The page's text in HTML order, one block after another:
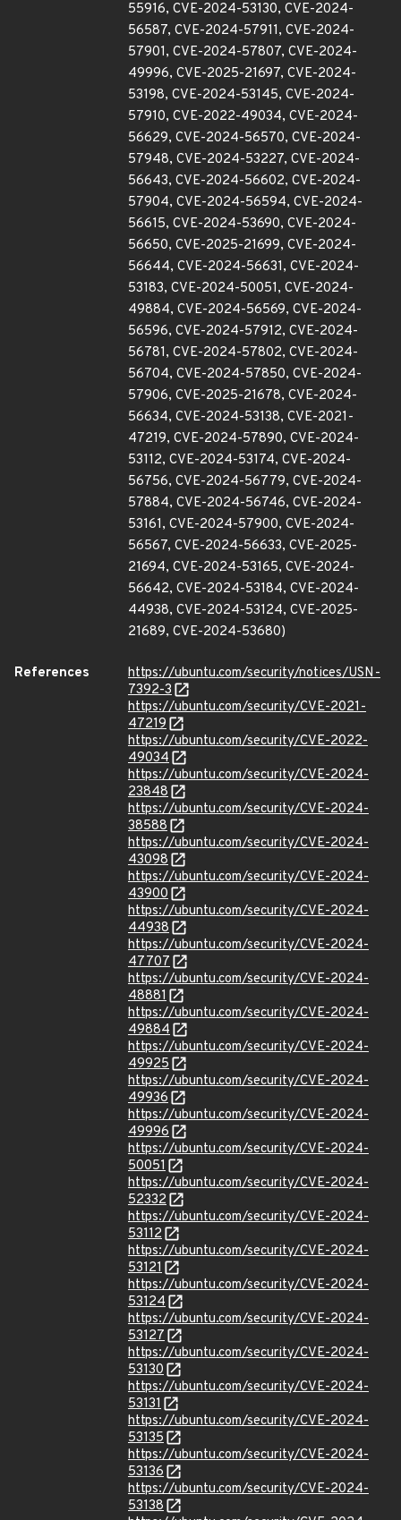
55916, CVE-2024-53130, CVE-2024-
56587, CVE-2024-57911, CVE-2024-
57901, CVE-2024-57807, CVE-2024-
49996, CVE-2025-21697, CVE-2024-
53198, CVE-2024-53145, CVE-2024-
57910, CVE-2022-49034, CVE-2024-
56629, CVE-2024-56570, CVE-2024-
57948, CVE-2024-53227, CVE-2024-
56643, CVE-2024-56602, CVE-2024-
57904, CVE-2024-56594, CVE-2024-
56615, CVE-2024-53690, CVE-2024-
56650, CVE-2025-21699, CVE-2024-
56644, CVE-2024-56631, CVE-2024-
53183, CVE-2024-50051, CVE-2024-
49884, CVE-2024-56569, CVE-2024-
56596, CVE-2024-57912, CVE-2024-
56781, CVE-2024-57802, CVE-2024-
56704, CVE-2024-57850, CVE-2024-
57906, CVE-2025-21678, CVE-2024-
56634, CVE-2024-53138, CVE-2021-
47219, CVE-2024-57890, CVE-2024-
53112, CVE-2024-53174, CVE-2024-
56756, CVE-2024-56779, CVE-2024-
57884, CVE-2024-56746, CVE-2024-
53161, CVE-2024-57900, CVE-2024-
56567, CVE-2024-56633, CVE-2025-
21694, CVE-2024-53165, CVE-2024-
56642, CVE-2024-53184, CVE-2024-
44938, CVE-2024-53124, CVE-2025-
21689, CVE-2024-53680)
References
https://ubuntu.com/security/notices/USN-
7392-3
https://ubuntu.com/security/CVE-2021-
47219
https://ubuntu.com/security/CVE-2022-
49034
https://ubuntu.com/security/CVE-2024-
23848
https://ubuntu.com/security/CVE-2024-
38588
https://ubuntu.com/security/CVE-2024-
43098
https://ubuntu.com/security/CVE-2024-
43900
https://ubuntu.com/security/CVE-2024-
44938
https://ubuntu.com/security/CVE-2024-
47707
https://ubuntu.com/security/CVE-2024-
48881
https://ubuntu.com/security/CVE-2024-
49884
https://ubuntu.com/security/CVE-2024-
49925
https://ubuntu.com/security/CVE-2024-
49936
https://ubuntu.com/security/CVE-2024-
49996
https://ubuntu.com/security/CVE-2024-
50051
https://ubuntu.com/security/CVE-2024-
52332
https://ubuntu.com/security/CVE-2024-
53112
https://ubuntu.com/security/CVE-2024-
53121
https://ubuntu.com/security/CVE-2024-
53124
https://ubuntu.com/security/CVE-2024-
53127
https://ubuntu.com/security/CVE-2024-
53130
https://ubuntu.com/security/CVE-2024-
53131
https://ubuntu.com/security/CVE-2024-
53135
https://ubuntu.com/security/CVE-2024-
53136
https://ubuntu.com/security/CVE-2024-
53138